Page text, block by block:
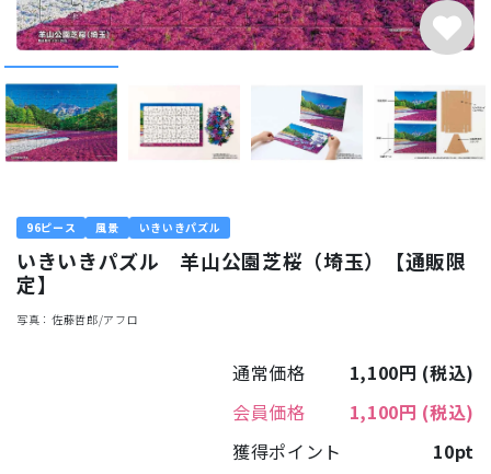
96ピース 風景 いきいきパズル
いきいきパズル 羊山公園芝桜（埼玉）【通販限
定】
写真：佐藤哲郎/アフロ
通常価格 1,100円 (税込)
会員価格
1,100円 (税込)
獲得ポイント
10pt